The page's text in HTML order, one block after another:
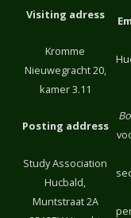
Visiting adress
Kromme
Nieuwegracht 20,
kamer 3.11
Posting address
Study Association
Hucbald,
Muntstraat 2A